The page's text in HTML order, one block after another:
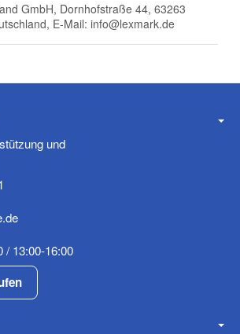
GmbH, Dornhofstraße 44, 63263
E-Mail: info@lexmark.de
und
/ 13:00-16:00